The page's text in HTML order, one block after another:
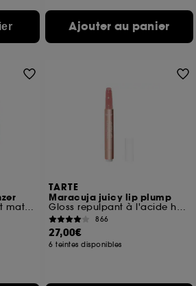
Ajouter au panier
Poudre bronzante effet mat floutté format voyage
TARTE
Maracuja juicy lip plump
Gloss repulpant à l'acide hyaluronique
866
27,00€
6 teintes disponibles